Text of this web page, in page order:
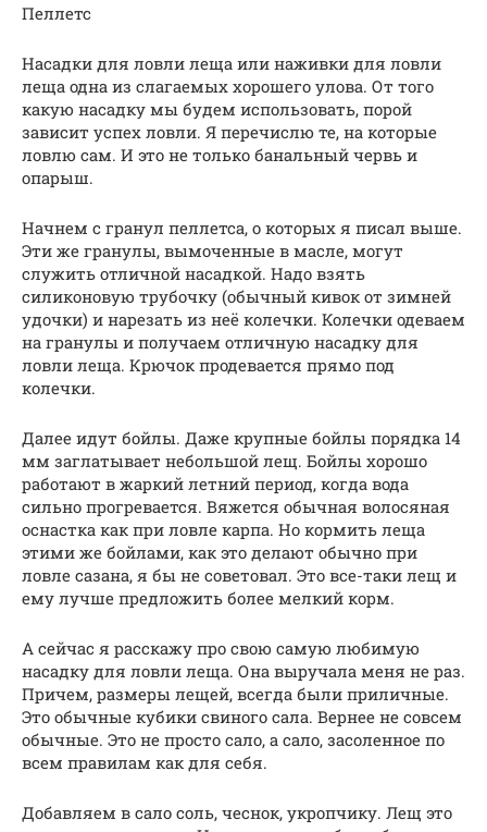
Пеллетс
Насадки для ловли леща или наживки для ловли
леща одна из слагаемых хорошего улова. От того
какую насадку мы будем использовать, порой
зависит успех ловли. Я перечислю те, на которые
ловлю сам. И это не только банальный червь и
опарыш.
Начнем с гранул пеллетса, о которых я писал выше.
Эти же гранулы, вымоченные в масле, могут
служить отличной насадкой. Надо взять
силиконовую трубочку (обычный кивок от зимней
удочки) и нарезать из неё колечки. Колечки одеваем
на гранулы и получаем отличную насадку для
ловли леща. Крючок продевается прямо под
колечки.
Далее идут бойлы. Даже крупные бойлы порядка 14
мм заглатывает небольшой лещ. Бойлы хорошо
работают в жаркий летний период, когда вода
сильно прогревается. Вяжется обычная волосяная
оснастка как при ловле карпа. Но кормить леща
этими же бойлами, как это делают обычно при
ловле сазана, я бы не советовал. Это все-таки лещ и
ему лучше предложить более мелкий корм.
А сейчас я расскажу про свою самую любимую
насадку для ловли леща. Она выручала меня не раз.
Причем, размеры лещей, всегда были приличные.
Это обычные кубики свиного сала. Вернее не совсем
обычные. Это не просто сало, а сало, засоленное по
всем правилам как для себя.
Добавляем в сало соль, чеснок, укропчику. Лещ это